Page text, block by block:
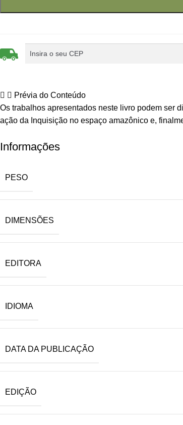
Prévia do Conteúdo
Os trabalhos apresentados neste livro podem ser
ação da Inquisição no espaço amazônico e,
Informações
PESO
DIMENSÕES
EDITORA
IDIOMA
DATA DA PUBLICAÇÃO
EDIÇÃO